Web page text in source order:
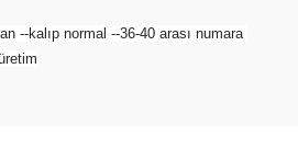
--kalıp normal --36-40 arası numara